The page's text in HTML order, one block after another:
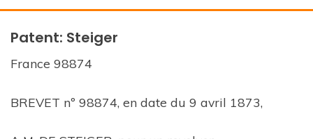
C&RSENAL
Patent: Steiger
France 98874
BREVET nº 98874, en date du 9 avril 1873,